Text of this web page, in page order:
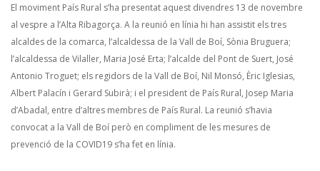
El moviment País Rural s’ha presentat aquest divendres 13 de novembre
al vespre a l’Alta Ribagorça. A la reunió en línia hi han assistit els tres
alcaldes de la comarca, l’alcaldessa de la Vall de Boí, Sònia Bruguera;
l’alcaldessa de Vilaller, Maria José Erta; l’alcalde del Pont de Suert, José
Antonio Troguet; els regidors de la Vall de Boí, Nil Monsó, Èric Iglesias,
Albert Palacín i Gerard Subirà; i el president de País Rural, Josep Maria
d’Abadal, entre d’altres membres de País Rural. La reunió s’havia
convocat a la Vall de Boí però en compliment de les mesures de
prevenció de la COVID19 s’ha fet en línia.